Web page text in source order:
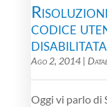
codice
Ago 2, 2014|
Oggi vi parlo di